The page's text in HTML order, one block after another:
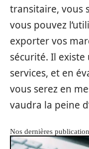
transitaire, vous
vous pouvez
exporter vos
sécurité. Il
services, et en
vous serez en
vaudra la peine
Nos dernières